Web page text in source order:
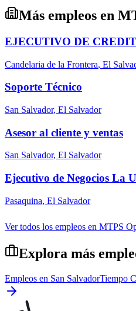
Más empleos en
EJECUTIVO DE
Candelaria de la Frontera, El
Soporte Técnico
San Salvador, El Salvador
Asesor al cliente y ventas
San Salvador, El Salvador
Ejecutivo de Negocios La
Pasaquina, El Salvador
Ver todos los empleos en MTPS
Explora más
Empleos en San SalvadorTiempo